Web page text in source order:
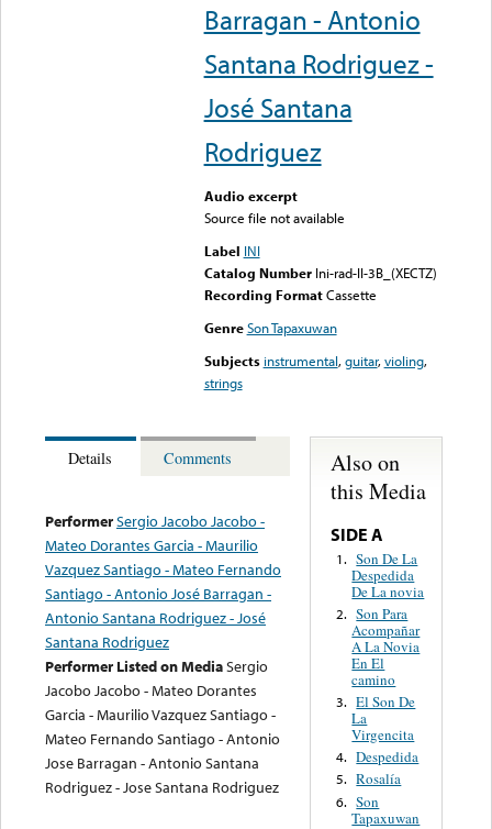
Barragan - Antonio
Santana Rodriguez -
José Santana
Rodriguez
Audio excerpt
Source file not available
Label INI
Catalog Number Ini-rad-II-3B_(XECTZ)
Recording FormatCassette
Genre Son Tapaxuwan
Subjects instrumental,guitar,violing,
strings
Details Comments
PerformerSergio Jacobo Jacobo -
Mateo Dorantes Garcia - Maurilio
Vazquez Santiago - Mateo Fernando
Santiago - Antonio José Barragan -
Antonio Santana Rodriguez - José
Santana Rodriguez
Performer Listed on MediaSergio
Jacobo Jacobo - Mateo Dorantes
Garcia - Maurilio Vazquez Santiago -
Mateo Fernando Santiago - Antonio
Jose Barragan - Antonio Santana
Rodriguez - Jose Santana Rodriguez
Also on
this Media
SIDE A
1. Son De La
Despedida
De La novia
2. Son Para
Acompañar
A La Novia
En El
camino
3. El Son De
La
Virgencita
4. Despedida
5. Rosalía
6. Son
Tapaxuwan